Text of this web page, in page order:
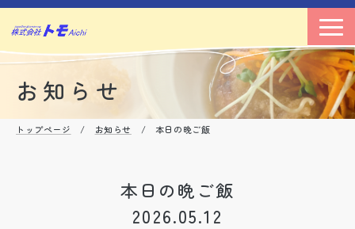
お知らせ
トップページ / お知らせ / 本日の晩ご飯
本日の晩ご飯
2026.05.12